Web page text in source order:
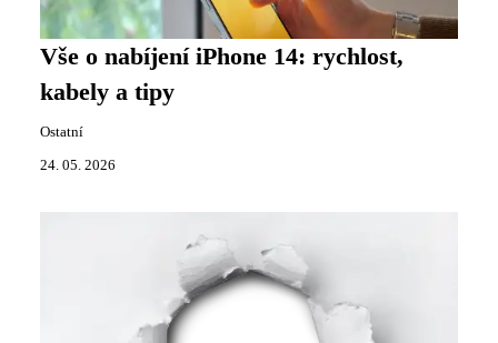
Vše o nabíjení iPhone 14: rychlost,
kabely a tipy
Ostatní
24. 05. 2026